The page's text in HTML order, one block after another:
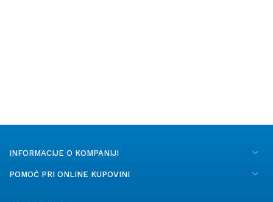
INFORMACIJE O KOMPANIJI
POMOĆ PRI ONLINE KUPOVINI